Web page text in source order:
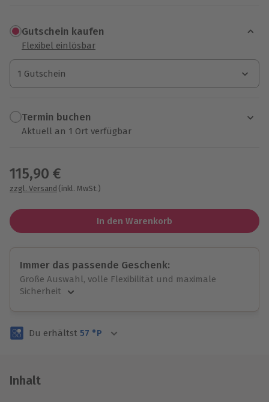
Gutschein kaufen
Flexibel einlösbar
1 Gutschein
1 Gutschein
1 Gutschein
Termin buchen
Aktuell an 1 Ort verfügbar
115,90 €
zzgl. Versand (inkl. MwSt.)
In den Warenkorb
Immer das passende Geschenk:
Große Auswahl, volle Flexibilität und maximale
Sicherheit
Volle Flexibilität
3 Jahre gültig & verlängerbar.
Du erhältst 57 °P
Inhalt